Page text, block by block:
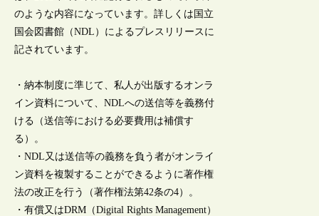
のような内容になっています。詳しくは国立
国会図書館（NDL）によるプレスリリースに
記されています。
・納本制度に準じて、私人が出版するオンラ
イン資料について、NDLへの送信等を義務付
ける（送信等における必要費用は補償す
る）。
・NDL又は送信等の義務を負う者がオンライ
ン資料を複製することができるように著作権
法の改正を行う（著作権法第42条の4）。
・有償又はDRM（Digital Rights Management）